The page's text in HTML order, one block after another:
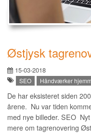
Østjysk
15-03-2018
SEO Håndværker
De har eksisteret siden
årene. Nu var tiden
med nye billeder. SEO
mere om tagrenovering